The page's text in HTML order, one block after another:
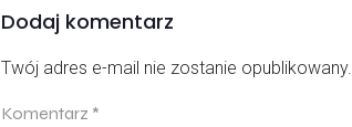
Dodaj komentarz
Twój adres e-mail nie zostanie opublikowany.
Komentarz *